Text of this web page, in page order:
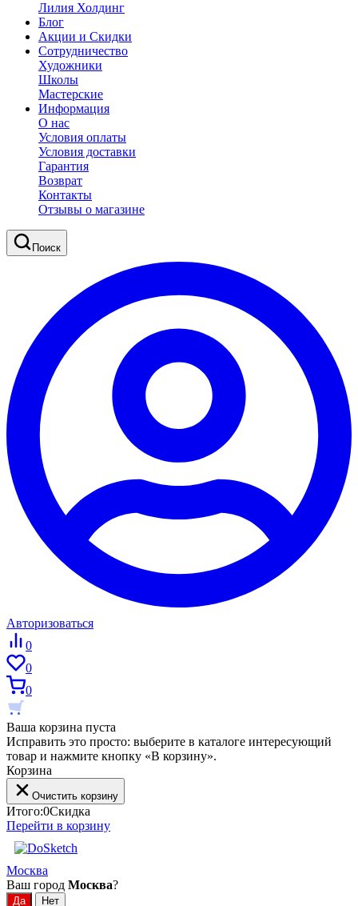
Лилия Холдинг
Блог
Акции и Скидки
Сотрудничество
Художники
Школы
Мастерские
Информация
О нас
Условия оплаты
Условия доставки
Гарантия
Возврат
Контакты
Отзывы о магазине
Поиск
Авторизоваться
0
0
0
Ваша корзина пуста
Исправить это просто: выберите в каталоге интересующий
товар и нажмите кнопку «В корзину».
Корзина
Очистить корзину
Итого:0Скидка
Перейти в корзину
Москва
Ваш город Москва?